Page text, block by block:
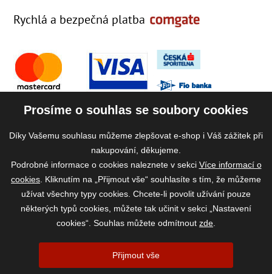
Rychlá a bezpečná platba
2026 ©www.vase-krmivo.cz- Tomáš Kroupa e-shop, Kanice 307, 664 01
Brno-venkov, IČ: 75785439
Prosíme o souhlas se soubory cookies
Díky Vašemu souhlasu můžeme zlepšovat e-shop i Váš zážitek při
nakupování, děkujeme.
Podrobné informace o cookies naleznete v sekci Více informací o
cookies . Kliknutím na „Přijmout vše“ souhlasíte s tím, že můžeme
užívat všechny typy cookies. Chcete-li povolit užívání pouze
některých typů cookies, můžete tak učinit v sekci „Nastavení
cookies“. Souhlas můžete odmítnout zde
Přijmout vše